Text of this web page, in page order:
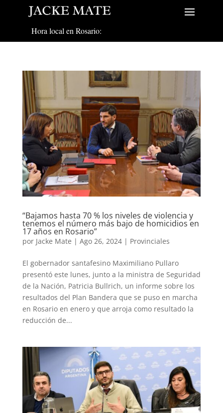
Hora local en Rosario:
“Bajamos hasta 70 % los niveles de violencia y
tenemos el número más bajo de homicidios en
17 años en Rosario”
por Jacke Mate | Ago 26, 2024| Provinciales
El gobernador santafesino Maximiliano Pullaro
presentó este lunes, junto a la ministra de Seguridad
de la Nación, Patricia Bullrich, un informe sobre los
resultados del Plan Bandera que se puso en marcha
en Rosario en enero y que arroja como resultado la
reducción de...